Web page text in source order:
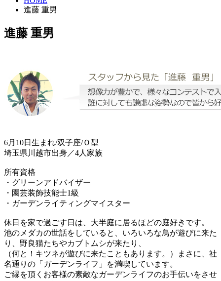
進藤 重男
進藤 重男
6月10日生まれ/双子座/Ｏ型
埼玉県川越市出身／4人家族
所有資格
・グリーンアドバイザー
・園芸装飾技能士1級
・ガーデンライティングマイスター
休日を家で過ごす日は、大半庭に居るほどの庭好きです。
池のメダカの世話をしていると、いろいろな鳥が遊びに来た
り、野良猫たちやカブトムシが来たり、
（何と！キツネが遊びに来たこともあります。）まさに、社
名通りの「ガーデンライフ」を満喫しています。
ご縁を頂くお客様の素敵なガーデンライフのお手伝いをさせ